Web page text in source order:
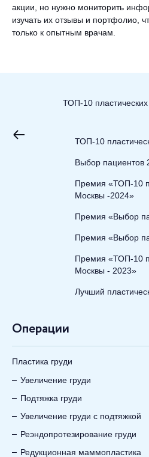
акции, но нужно мониторить
изучать их отзывы и портфолио,
только к опытным врачам.
ТОП-10
ТОП-10
Выбор пациентов
Премия «ТОП-10
Москвы -2024»
Премия «Выбор
Премия «Выбор
Премия «ТОП-10
Москвы - 2023»
Лучший
Операции
Пластика груди
Увеличение груди
Подтяжка груди
Увеличение груди с подтяжкой
Реэндопротезирование груди
Редукционная маммопластика